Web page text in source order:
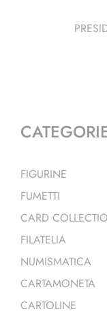
FIGURINE
FUMETTI
CARD
FILATELIA
NUMISMATICA
CARTAMONETA
CARTOLINE